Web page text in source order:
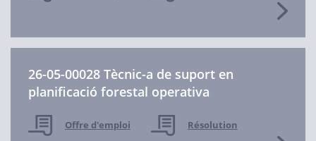
26-05-00028 Tècnic-a de suport en
planificació forestal operativa
Offre d'emploi Résolution